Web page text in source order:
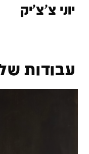
יוני צ'צ'יק
עבודות של